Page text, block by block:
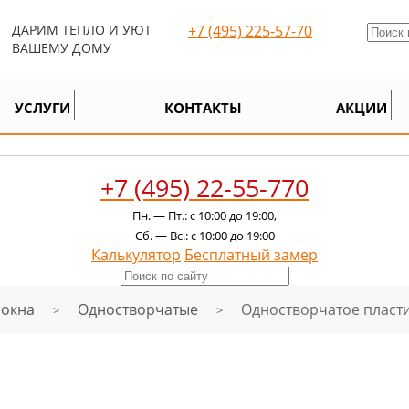
КОНТАКТЫ
ДАРИМ ТЕПЛО И УЮТ
ВАШЕМУ ДОМУ
+7 (495) 225-57-70
+7
АЛЮМИНИЕВЫЕ ОКНА ДЕРЕВЯННЫЕ ОКНА
АЛЮМИНИЕВЫЕ ОКНА ДЕРЕВЯННЫЕ ОКНА
+7 (495) 22-55-770
Пн. — Пт.: с 10:00 до 19:00,
Сб. — Вс.: с 10:00 до 19:00
Калькулятор Бесплатный замер
УСЛУГИ КОНТАКТЫ АКЦИИ
> Одностворчатые > Одностворчатое